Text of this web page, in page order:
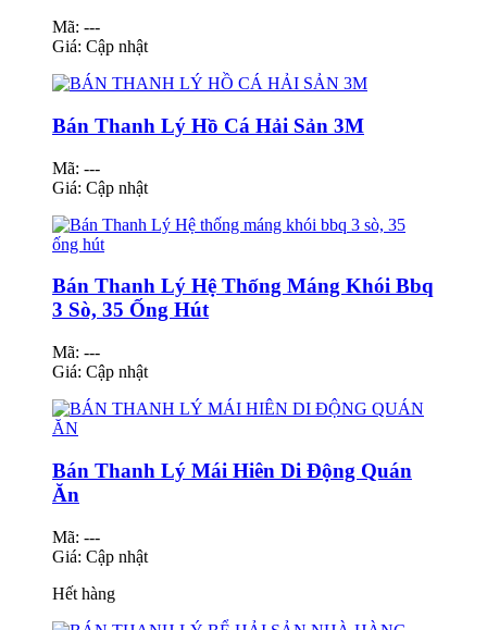
Mã: ---
Giá: Cập nhật
Bán Thanh Lý Hồ Cá Hải Sản 3M
Mã: ---
Giá: Cập nhật
Bán Thanh Lý Hệ Thống Máng Khói Bbq
3 Sò, 35 Ống Hút
Mã: ---
Giá: Cập nhật
Bán Thanh Lý Mái Hiên Di Động Quán
Ăn
Mã: ---
Giá: Cập nhật
Hết hàng